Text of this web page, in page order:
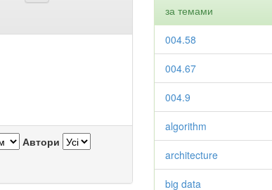
Автори
за темами
004.58
004.67
004.9
algorithm
architecture
big data